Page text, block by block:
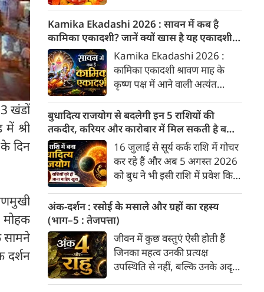
3 खंडों
श्री
के दिन
मोहक
सामने
दर्शन
लेने वाले हैं? ज्योतिष और पंचांग के
अनुसार, किसी भी शुभ कार्य को सही
मुहूर्त में करने से सफलता की
संभावना बढ़ जाती है। 'वेबदुनिया'
आपके लिए लेकर आया है 07
अगस्‍त, 2026 का विशेष पंचांग और
शुभ-अशुभ मुहूर्त।
Kamika Ekadashi 2026 : सावन में कब है
कामिका एकादशी? जानें क्यों खास है यह एकादशी,
जानें पूजा विधि और कथाKamika Ekadashi 2026 :
कामिका एकादशी श्रावण माह के
कृष्ण पक्ष में आने वाली अत्यंत
चातुर्मास की शुरुआत के बाद यह
पहली एकादशी पड़ती है, इसलिए
सनातन धर्म में इसका विशेष महत्व है।
यह एकादशी भक्ति, आस्था और
आत्म-शुद्धि का अद्भुत पर्व है।
पौराणिक मान्यताओं के अनुसार, इस
दिन भगवान विष्णु के 'उपेंद्र' स्वरूप
की पूजा करने से जाने-अनजाने में हुए
पाप नष्ट हो जाते हैं और मनोकामनाएं
पूरी होती हैं। 9 अगस्त 2026 को
कामिका एकादशी का व्रत रखा
जाएगा। आाइए जानते हैं इस व्रत का
महत्व, व्रत का पारण, महात्म्य, फल,
बुधादित्य राजयोग से बदलेगी इन 5 राशियों की
तकदीर, करियर और कारोबार में मिल सकती है बड़ी
सफलता
16 जुलाई से सूर्य कर्क राशि में गोचर
कर रहे हैं और अब 5 अगस्त 2026
को बुध ने भी इसी राशि में प्रवेश किया
युति से बुधादित्य राजयोग बनता है।
कर्क राशि में बुधादित्य राजयोग बनने
से मुख्य रूप से इन 5 राशियों के लिए
अत्यंत शुभ और लाभदायक समय की
शुरुआत होती है। मेष, मिथुन, कर्क,
कन्या और तुला।
अंक-दर्शन : रसोई के मसाले और ग्रहों का रहस्य
(भाग–5 : तेजपत्ता)
जीवन में कुछ वस्तुएं ऐसी होती हैं
जिनका महत्व उनकी प्रत्यक्ष
उपस्थिति से नहीं, बल्कि उनके अदृश्य